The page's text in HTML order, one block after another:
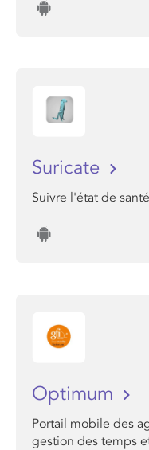
Suricate
Suivre l'état de
Optimum
Portail mobile des
gestion des temps